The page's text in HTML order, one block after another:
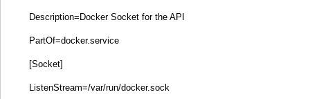
Description=Docker Socket for the API
PartOf=docker.service
[Socket]
ListenStream=/var/run/docker.sock